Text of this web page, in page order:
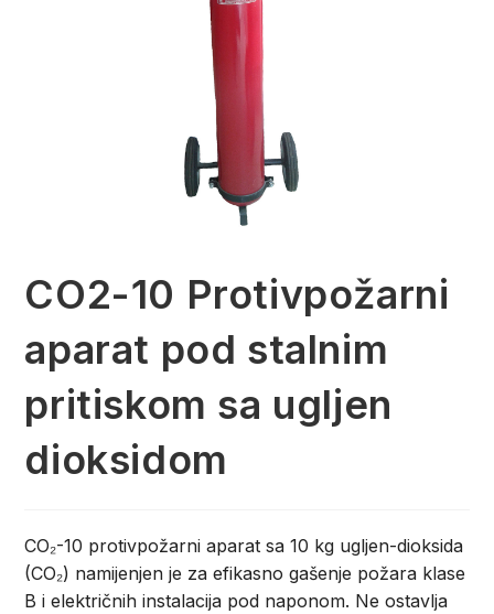
CO2-10 Protivpožarni
aparat pod stalnim
pritiskom sa ugljen
dioksidom
CO₂-10 protivpožarni aparat sa 10 kg ugljen-dioksida
(CO₂) namijenjen je za efikasno gašenje požara klase
B i električnih instalacija pod naponom. Ne ostavlja